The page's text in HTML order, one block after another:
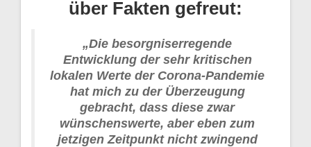
über Fakten gefreut:
„Die besorgniserregende
Entwicklung der sehr kritischen
lokalen Werte der Corona-Pandemie
hat mich zu der Überzeugung
gebracht, dass diese zwar
wünschenswerte, aber eben zum
jetzigen Zeitpunkt nicht zwingend